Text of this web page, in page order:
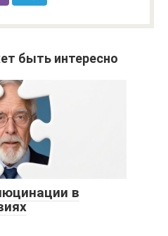
быть интересно
в